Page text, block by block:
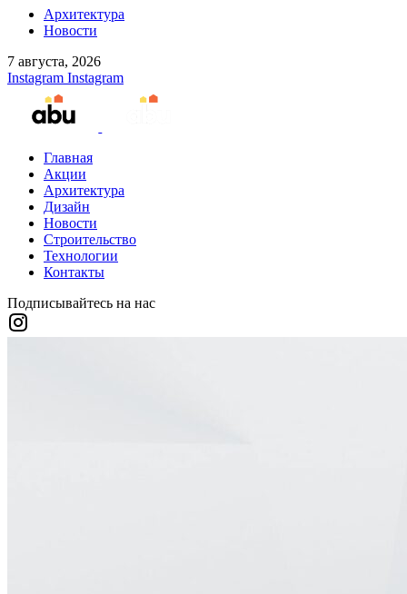
Архитектура
Новости
7 августа, 2026
Instagram Instagram
Главная
Акции
Архитектура
Дизайн
Новости
Строительство
Технологии
Контакты
Подписывайтесь на нас